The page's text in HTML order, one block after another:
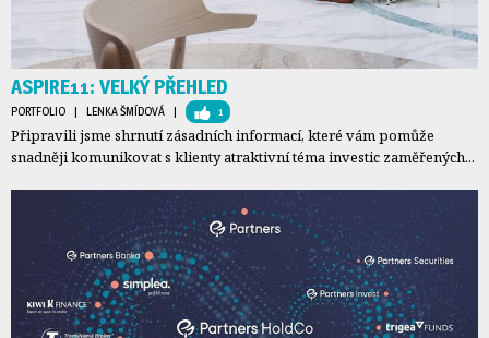
ASPIRE11: VELKÝ PŘEHLED
PORTFOLIO | LENKA ŠMÍDOVÁ | 1
Připravili jsme shrnutí zásadních informací, které vám pomůže
snadněji komunikovat s klienty atraktivní téma investic zaměřených...